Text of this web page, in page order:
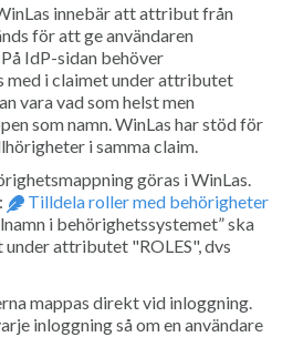
innebär att attribut från
för att ge användaren
IdP-sidan behöver
i claimet under attributet
vara vad som helst men
som namn. WinLas har stöd för
i samma claim.
göras i WinLas.
Tilldela roller med behörigheter
i behörighetssystemet” ska
attributet "ROLES", dvs
mappas direkt vid inloggning.
inloggning så om en användare